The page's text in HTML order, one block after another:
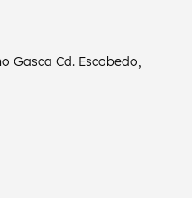
GascaCd. Escobedo,